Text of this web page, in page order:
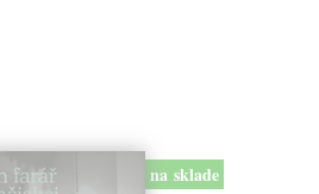
na sklade